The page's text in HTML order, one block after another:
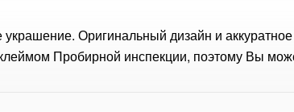
Оригинальный дизайн и
Пробирной инспекции, поэтому Вы